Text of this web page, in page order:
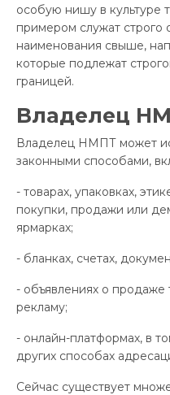
особую нишу в культуре
примером служат строго
наименования свыше,
которые подлежат
границей.
Владелец
Владелец НМПТ может
законными способами,
- товарах, упаковках,
покупки, продажи или
ярмарках;
- бланках, счетах,
- объявлениях о продаже
рекламу;
- онлайн-платформах, в
других способах
Сейчас существует